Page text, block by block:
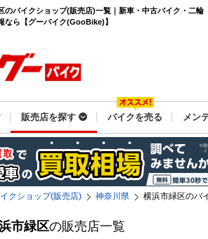
のバイクショップ(販売店)一覧｜新車・中古バイク・二輪
なら【グーバイク(GooBike)】
販売店を探す バイクを売る メン
クショップ(販売店) 神奈川県 横浜市緑区のバ
市緑区の販売店一覧